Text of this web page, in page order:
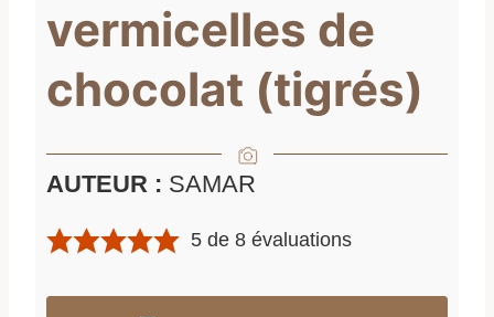
vermicelles de
chocolat (tigrés)
AUTEUR : SAMAR
5 de8 évaluations